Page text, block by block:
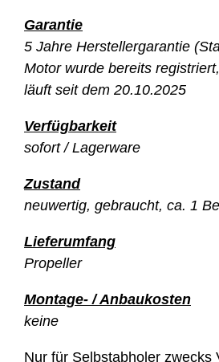
Garantie
5 Jahre Herstellergarantie
Motor wurde bereits
läuft seit dem 20.10.2025
Verfügbarkeit
sofort / Lagerware
Zustand
neuwertig, gebraucht, ca. 1
Lieferumfang
Propeller
Montage- / Anbaukosten
keine
Nur für Selbstabholer zwecks